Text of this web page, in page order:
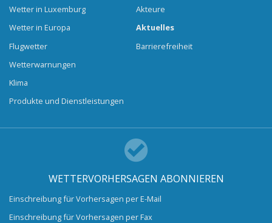
Wetter in Luxemburg
Wetter in Europa
Flugwetter
Wetterwarnungen
Klima
Produkte und Dienstleistungen
Akteure
Aktuelles
Barrierefreiheit
WETTERVORHERSAGEN ABONNIEREN
Einschreibung für Vorhersagen per E-Mail
Einschreibung für Vorhersagen per Fax